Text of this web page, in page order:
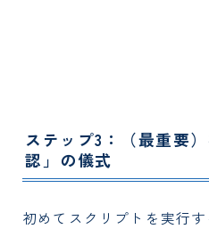
ステップ3：（最重要
認」の儀式
初めてスクリプトを実行